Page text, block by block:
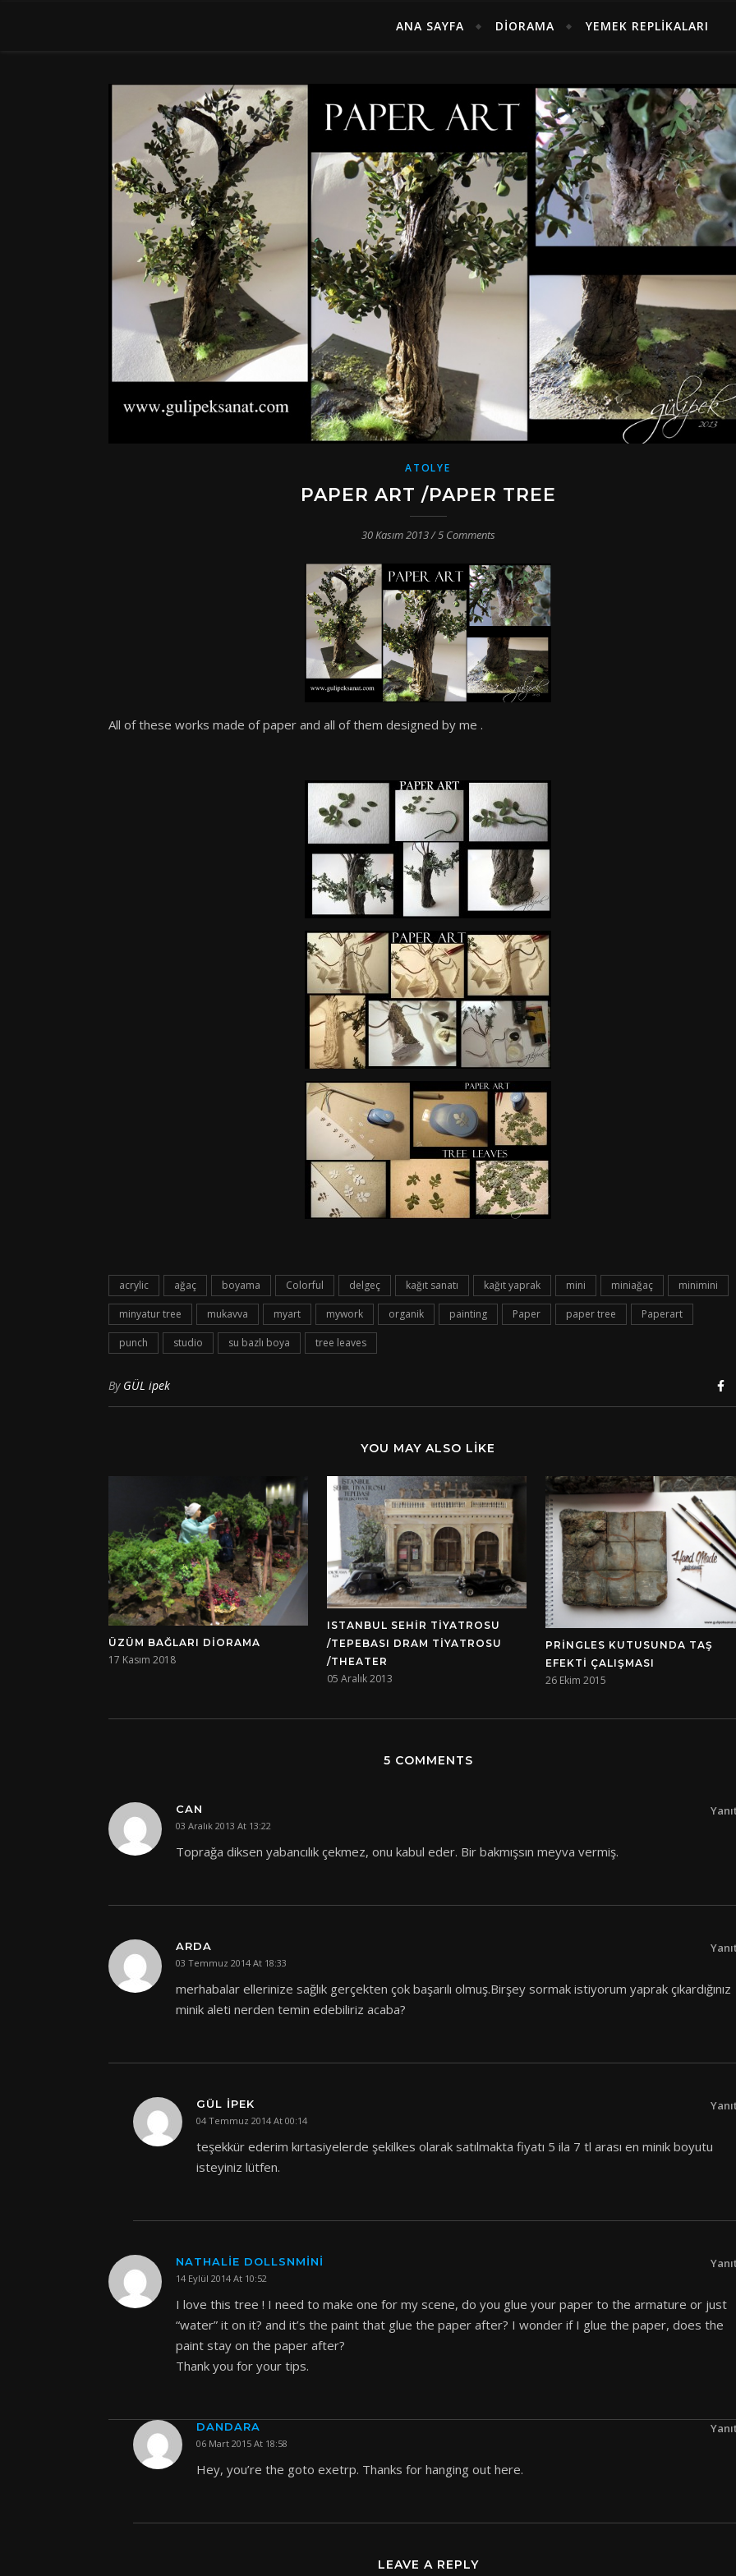
ANA SAYFA DIORAMA YEMEK REPLIKALARI
ATOLYE
PAPER ART /PAPER TREE
30 Kasım 2013/5 Comments
All of these works made of paper and all of them designed by me .
acrylic ağaç boyama Colorful delgeç kağıt sanatı kağıt yaprak mini miniağaç minimini
minyatur tree mukavva myart mywork organik painting Paper paper tree Paperart
punch studio su bazlı boya tree leaves
By GÜL ipek
YOU MAY ALSO LIKE
ÜZÜM BAĞLARI DIORAMA
17 Kasım 2018
ISTANBUL SEHIR TIYATROSU
/TEPEBASI DRAM TIYATROSU
/THEATER
05 Aralık 2013
PRINGLES KUTUSUNDA TAŞ
EFEKTI ÇALIŞMASI
26 Ekim 2015
5 COMMENTS
CAN
03 Aralık 2013 At 13:22
Toprağa diksen yabancılık çekmez, onu kabul eder. Bir bakmışsın meyva vermiş.
ARDA
03 Temmuz 2014 At 18:33
merhabalar ellerinize sağlık gerçekten çok başarılı olmuş.Birşey sormak istiyorum yaprak çıkardığınız
minik aleti nerden temin edebiliriz acaba?
GÜL IPEK
04 Temmuz 2014 At 00:14
teşekkür ederim kırtasiyelerde şekilkes olarak satılmakta fiyatı 5 ila 7 tl arası en minik boyutu
isteyiniz lütfen.
NATHALIE DOLLSNMINI
14 Eylül 2014 At 10:52
I love this tree ! I need to make one for my scene, do you glue your paper to the armature or just
“water” it on it? and it’s the paint that glue the paper after? I wonder if I glue the paper, does the
paint stay on the paper after?
Thank you for your tips.
DANDARA
06 Mart 2015 At 18:58
Hey, you’re the goto exetrp. Thanks for hanging out here.
LEAVE A REPLY